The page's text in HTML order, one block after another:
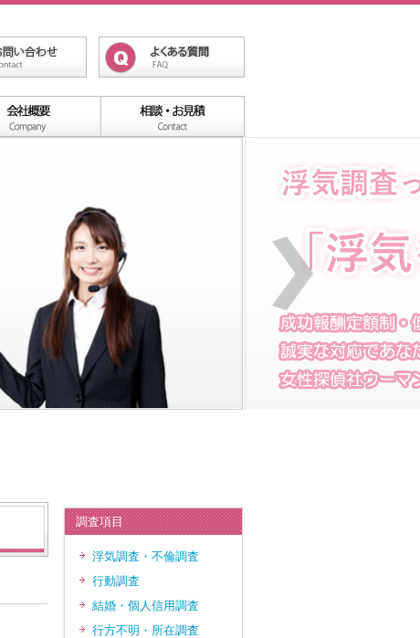
調査項目
浮気調査・不倫調査
行動調査
結婚・個人信用調査
行方不明・所在調査